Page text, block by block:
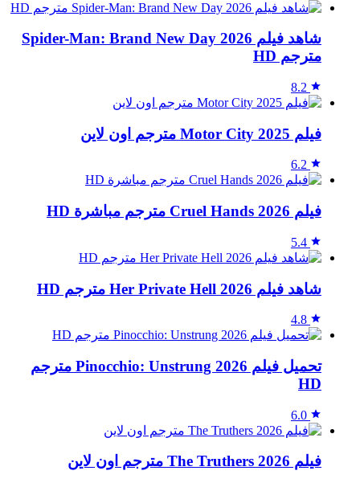
شاهد فيلم Spider-Man: Brand New Day 2026
مترجم HD
8.2
فيلم Motor City 2025 مترجم اون لاين
6.2
فيلم Cruel Hands 2026 مترجم مباشرة HD
5.4
شاهد فيلم Her Private Hell 2026 مترجم HD
4.8
تحميل فيلم Pinocchio: Unstrung 2026 مترجم
HD
6.0
فيلم The Truthers 2026 مترجم اون لاين